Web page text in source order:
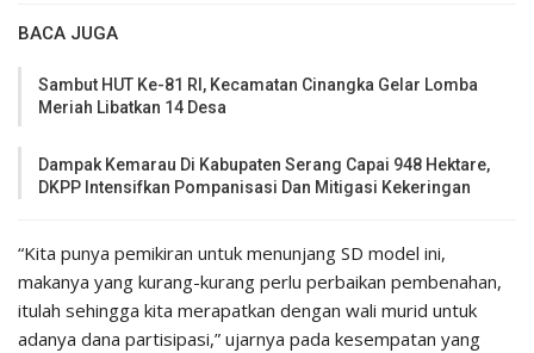
BACA JUGA
Sambut HUT Ke-81 RI, Kecamatan Cinangka Gelar Lomba
Meriah Libatkan 14 Desa
Dampak Kemarau Di Kabupaten Serang Capai 948 Hektare,
DKPP Intensifkan Pompanisasi Dan Mitigasi Kekeringan
“Kita punya pemikiran untuk menunjang SD model ini,
makanya yang kurang-kurang perlu perbaikan pembenahan,
itulah sehingga kita merapatkan dengan wali murid untuk
adanya dana partisipasi,” ujarnya pada kesempatan yang